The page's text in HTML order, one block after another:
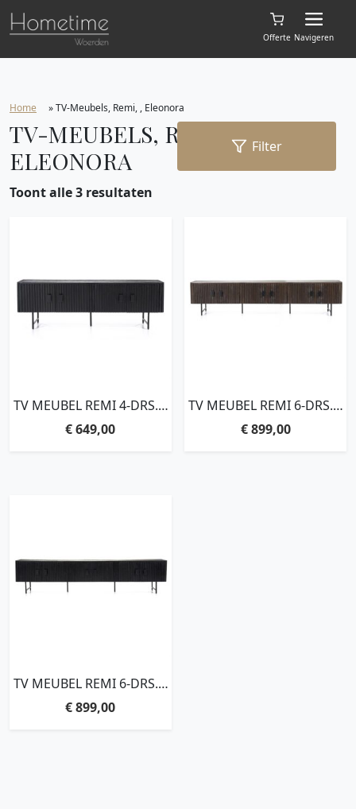
Offerte Navigeren
Home »TV-Meubels, Remi, , Eleonora
TV-MEUBELS, REMI, ,
ELEONORA
Filter
Toont alle 3 resultaten
TV MEUBEL REMI 4-DRS. –
ZWART
€649,00
TV MEUBEL REMI 6-DRS. –
BRUIN
€899,00
TV MEUBEL REMI 6-DRS. –
ZWART
€899,00